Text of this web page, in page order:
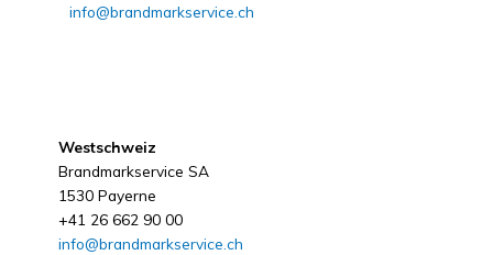
info@brandmarkservice.ch
Westschweiz
Brandmarkservice SA
1530 Payerne
+41 26 662 90 00
info@brandmarkservice.ch